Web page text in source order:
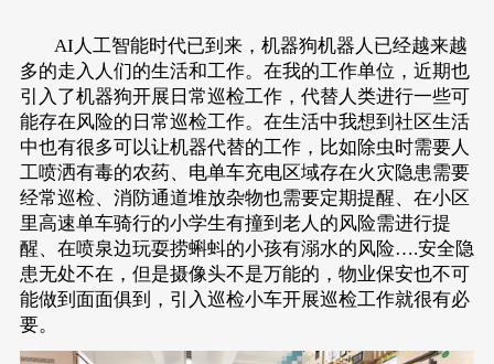
AI人工智能时代已到来，机器狗机器人已经越来越
多的走入人们的生活和工作。在我的工作单位，近期也
引入了机器狗开展日常巡检工作，代替人类进行一些可
能存在风险的日常巡检工作。在生活中我想到社区生活
中也有很多可以让机器代替的工作，比如除虫时需要人
工喷洒有毒的农药、电单车充电区域存在火灾隐患需要
经常巡检、消防通道堆放杂物也需要定期提醒、在小区
里高速单车骑行的小学生有撞到老人的风险需进行提
醒、在喷泉边玩耍捞蝌蚪的小孩有溺水的风险….安全隐
患无处不在，但是摄像头不是万能的，物业保安也不可
能做到面面俱到，引入巡检小车开展巡检工作就很有必
要。